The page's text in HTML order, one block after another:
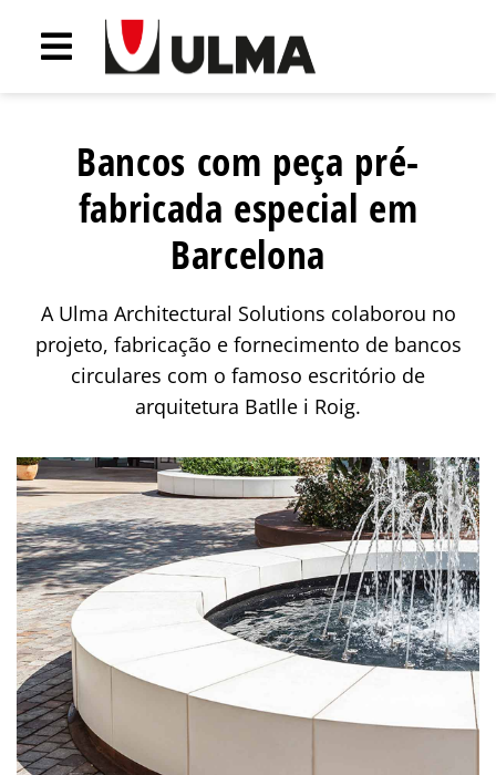
Bancos com peça pré-
fabricada especial em
Barcelona
A Ulma Architectural Solutions colaborou no
projeto, fabricação e fornecimento de bancos
circulares com o famoso escritório de
arquitetura Batlle i Roig.